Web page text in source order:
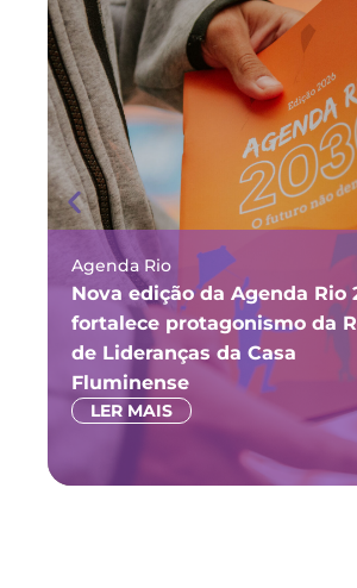
Agenda Rio
Nova edição da Agenda Rio
fortalece protagonismo da
de Lideranças da Casa
Fluminense
LER MAIS